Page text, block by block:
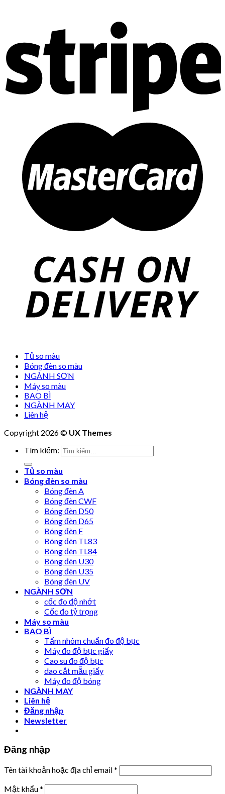
Tủ so màu
Bóng đèn so màu
NGÀNH SƠN
Máy so màu
BAO BÌ
NGÀNH MAY
Liên hệ
Copyright 2026 © UX Themes
Tìm kiếm:
Tủ so màu
Bóng đèn so màu
Bóng đèn A
Bóng đèn CWF
Bóng đèn D50
Bóng đèn D65
Bóng đèn F
Bóng đèn TL83
Bóng đèn TL84
Bóng đèn U30
Bóng đèn U35
Bóng đèn UV
NGÀNH SƠN
cốc đo độ nhớt
Cốc đo tỷ trọng
Máy so màu
BAO BÌ
Tấm nhôm chuẩn đo độ bục
Máy đo độ bục giấy
Cao su đo độ bục
dao cắt mẫu giấy
Máy đo độ bóng
NGÀNH MAY
Liên hệ
Đăng nhập
Newsletter
Đăng nhập
Tên tài khoản hoặc địa chỉ email*
Mật khẩu*